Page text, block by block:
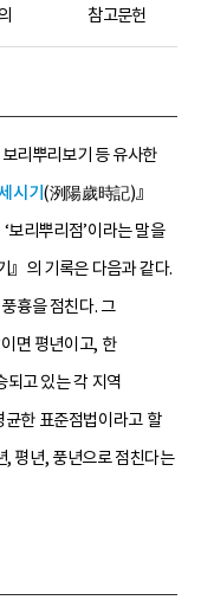
참고문헌
리뿌리보기 등 유사한
시기 (洌陽歲時記)』
보리뿌리점’이라는 말을
』의 기록은 다음과 같다.
흉을 점친다. 그
면 평년이고, 한
되고 있는 각 지역
한 표준점법이라고 할
, 평년, 풍년으로 점친다는